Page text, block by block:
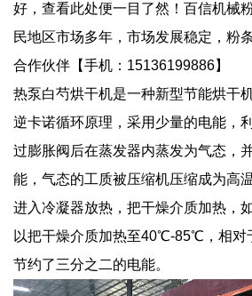
好，查看此处便一目了然！百信机械
民地区市场多年，市场发展稳定，粉
合作伙伴【手机：15136199886】
热泵白芍烘干机是一种新型节能烘干
逆卡诺循环原理，采用少量的电能，
过膨胀阀后在蒸发器内蒸发为气态，
能，气态的工质被压缩机压缩成为高
进入冷凝器放热，把干燥介质加热，
以把干燥介质加热至40℃-85℃，相对
节约了三分之二的电能。